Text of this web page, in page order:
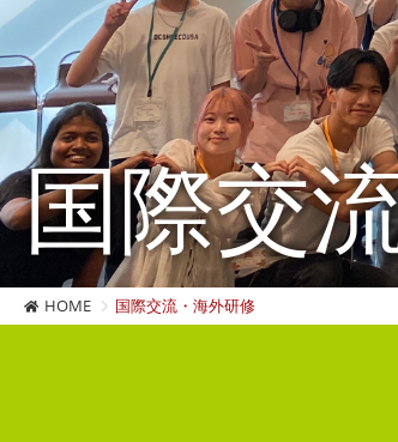
国際交
HOME 国際交流・海外研修